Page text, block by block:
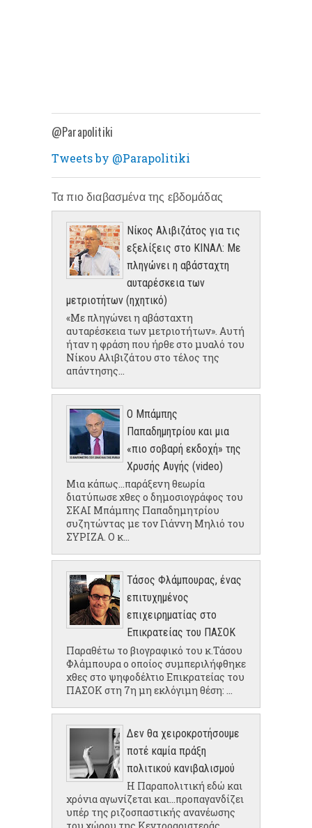
@Parapolitiki
Tweets by @Parapolitiki
Τα πιο διαβασμένα της εβδομάδας
Νίκος Αλιβιζάτος για τις
εξελίξεις στο ΚΙΝΑΛ: Με
πληγώνει η αβάσταχτη
αυταρέσκεια των
μετριοτήτων (ηχητικό)
«Με πληγώνει η αβάσταχτη
αυταρέσκεια των μετριοτήτων». Αυτή
ήταν η φράση που ήρθε στο μυαλό του
Νίκου Αλιβιζάτου στο τέλος της
απάντησης...
Ο Μπάμπης
Παπαδημητρίου και μια
«πιο σοβαρή εκδοχή» της
Χρυσής Αυγής (video)
Μια κάπως...παράξενη θεωρία
διατύπωσε χθες ο δημοσιογράφος του
ΣΚΑΙ Μπάμπης Παπαδημητρίου
συζητώντας με τον Γιάννη Μηλιό του
ΣΥΡΙΖΑ. Ο κ...
Τάσος Φλάμπουρας, ένας
επιτυχημένος
επιχειρηματίας στο
Επικρατείας του ΠΑΣΟΚ
Παραθέτω το βιογραφικό του κ.Τάσου
Φλάμπουρα ο οποίος συμπεριλήφθηκε
χθες στο ψηφοδέλτιο Επικρατείας του
ΠΑΣΟΚ στη 7η μη εκλόγιμη θέση: ...
Δεν θα χειροκροτήσουμε
ποτέ καμία πράξη
πολιτικού κανιβαλισμού
Η Παραπολιτική εδώ και
χρόνια αγωνίζεται και...προπαγανδίζει
υπέρ της ριζοσπαστικής ανανέωσης